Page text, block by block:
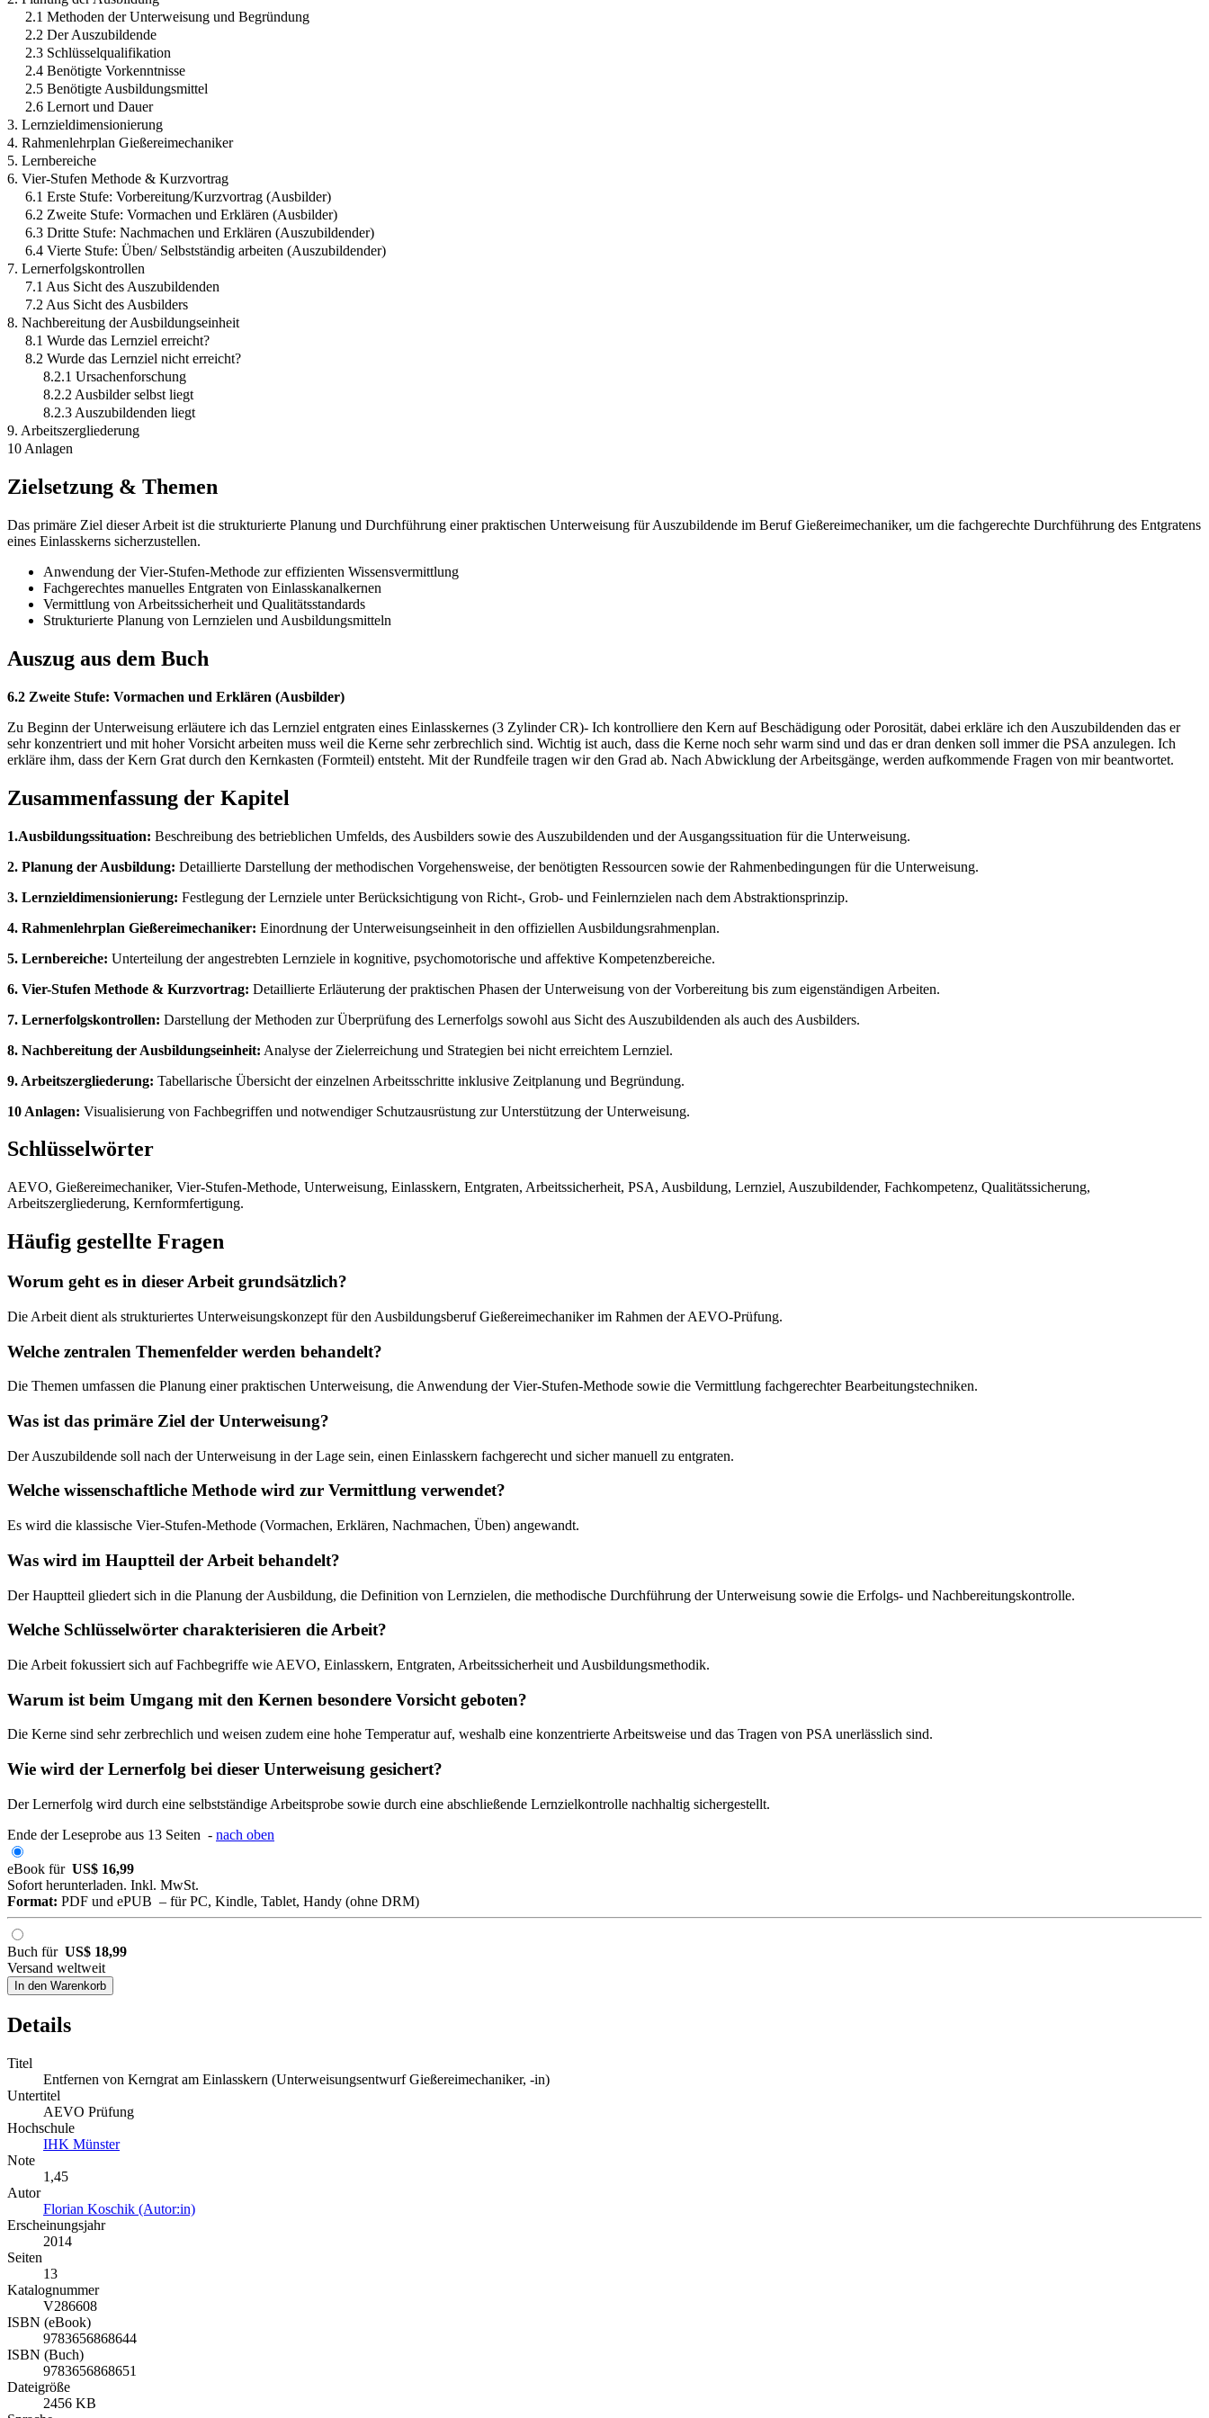
2.1 Methoden der Unterweisung und Begründung
2.2 Der Auszubildende
2.3 Schlüsselqualifikation
2.4 Benötigte Vorkenntnisse
2.5 Benötigte Ausbildungsmittel
2.6 Lernort und Dauer
3. Lernzieldimensionierung
4. Rahmenlehrplan Gießereimechaniker
5. Lernbereiche
6. Vier-Stufen Methode & Kurzvortrag
6.1 Erste Stufe: Vorbereitung/Kurzvortrag (Ausbilder)
6.2 Zweite Stufe: Vormachen und Erklären (Ausbilder)
6.3 Dritte Stufe: Nachmachen und Erklären (Auszubildender)
6.4 Vierte Stufe: Üben/ Selbstständig arbeiten (Auszubildender)
7. Lernerfolgskontrollen
7.1 Aus Sicht des Auszubildenden
7.2 Aus Sicht des Ausbilders
8. Nachbereitung der Ausbildungseinheit
8.1 Wurde das Lernziel erreicht?
8.2 Wurde das Lernziel nicht erreicht?
8.2.1 Ursachenforschung
8.2.2 Ausbilder selbst liegt
8.2.3 Auszubildenden liegt
9. Arbeitszergliederung
10 Anlagen
Zielsetzung & Themen
Das primäre Ziel dieser Arbeit ist die strukturierte Planung und Durchführung einer praktischen Unterweisung für Auszubildende im Beruf Gießereimechaniker, um die fachgerechte Durchführung des Entgratens
eines Einlasskerns sicherzustellen.
Anwendung der Vier-Stufen-Methode zur effizienten Wissensvermittlung
Fachgerechtes manuelles Entgraten von Einlasskanalkernen
Vermittlung von Arbeitssicherheit und Qualitätsstandards
Strukturierte Planung von Lernzielen und Ausbildungsmitteln
Auszug aus dem Buch
6.2 Zweite Stufe: Vormachen und Erklären (Ausbilder)
Zu Beginn der Unterweisung erläutere ich das Lernziel entgraten eines Einlasskernes (3 Zylinder CR)- Ich kontrolliere den Kern auf Beschädigung oder Porosität, dabei erkläre ich den Auszubildenden das er
sehr konzentriert und mit hoher Vorsicht arbeiten muss weil die Kerne sehr zerbrechlich sind. Wichtig ist auch, dass die Kerne noch sehr warm sind und das er dran denken soll immer die PSA anzulegen. Ich
erkläre ihm, dass der Kern Grat durch den Kernkasten (Formteil) entsteht. Mit der Rundfeile tragen wir den Grad ab. Nach Abwicklung der Arbeitsgänge, werden aufkommende Fragen von mir beantwortet.
Zusammenfassung der Kapitel
1.Ausbildungssituation: Beschreibung des betrieblichen Umfelds, des Ausbilders sowie des Auszubildenden und der Ausgangssituation für die Unterweisung.
2. Planung der Ausbildung: Detaillierte Darstellung der methodischen Vorgehensweise, der benötigten Ressourcen sowie der Rahmenbedingungen für die Unterweisung.
3. Lernzieldimensionierung: Festlegung der Lernziele unter Berücksichtigung von Richt-, Grob- und Feinlernzielen nach dem Abstraktionsprinzip.
4. Rahmenlehrplan Gießereimechaniker: Einordnung der Unterweisungseinheit in den offiziellen Ausbildungsrahmenplan.
5. Lernbereiche: Unterteilung der angestrebten Lernziele in kognitive, psychomotorische und affektive Kompetenzbereiche.
6. Vier-Stufen Methode & Kurzvortrag: Detaillierte Erläuterung der praktischen Phasen der Unterweisung von der Vorbereitung bis zum eigenständigen Arbeiten.
7. Lernerfolgskontrollen: Darstellung der Methoden zur Überprüfung des Lernerfolgs sowohl aus Sicht des Auszubildenden als auch des Ausbilders.
8. Nachbereitung der Ausbildungseinheit: Analyse der Zielerreichung und Strategien bei nicht erreichtem Lernziel.
9. Arbeitszergliederung: Tabellarische Übersicht der einzelnen Arbeitsschritte inklusive Zeitplanung und Begründung.
10 Anlagen: Visualisierung von Fachbegriffen und notwendiger Schutzausrüstung zur Unterstützung der Unterweisung.
Schlüsselwörter
AEVO, Gießereimechaniker, Vier-Stufen-Methode, Unterweisung, Einlasskern, Entgraten, Arbeitssicherheit, PSA, Ausbildung, Lernziel, Auszubildender, Fachkompetenz, Qualitätssicherung,
Arbeitszergliederung, Kernformfertigung.
Häufig gestellte Fragen
Worum geht es in dieser Arbeit grundsätzlich?
Die Arbeit dient als strukturiertes Unterweisungskonzept für den Ausbildungsberuf Gießereimechaniker im Rahmen der AEVO-Prüfung.
Welche zentralen Themenfelder werden behandelt?
Die Themen umfassen die Planung einer praktischen Unterweisung, die Anwendung der Vier-Stufen-Methode sowie die Vermittlung fachgerechter Bearbeitungstechniken.
Was ist das primäre Ziel der Unterweisung?
Der Auszubildende soll nach der Unterweisung in der Lage sein, einen Einlasskern fachgerecht und sicher manuell zu entgraten.
Welche wissenschaftliche Methode wird zur Vermittlung verwendet?
Es wird die klassische Vier-Stufen-Methode (Vormachen, Erklären, Nachmachen, Üben) angewandt.
Was wird im Hauptteil der Arbeit behandelt?
Der Hauptteil gliedert sich in die Planung der Ausbildung, die Definition von Lernzielen, die methodische Durchführung der Unterweisung sowie die Erfolgs- und Nachbereitungskontrolle.
Welche Schlüsselwörter charakterisieren die Arbeit?
Die Arbeit fokussiert sich auf Fachbegriffe wie AEVO, Einlasskern, Entgraten, Arbeitssicherheit und Ausbildungsmethodik.
Warum ist beim Umgang mit den Kernen besondere Vorsicht geboten?
Die Kerne sind sehr zerbrechlich und weisen zudem eine hohe Temperatur auf, weshalb eine konzentrierte Arbeitsweise und das Tragen von PSA unerlässlich sind.
Wie wird der Lernerfolg bei dieser Unterweisung gesichert?
Der Lernerfolg wird durch eine selbstständige Arbeitsprobe sowie durch eine abschließende Lernzielkontrolle nachhaltig sichergestellt.
Ende der Leseprobe aus 13 Seiten - nach oben
eBook für US$ 16,99
Sofort herunterladen. Inkl. MwSt.
Format: PDF und ePUB – für PC, Kindle, Tablet, Handy (ohne DRM)
Buch für US$ 18,99
Versand weltweit
In den Warenkorb
Details
Titel
Entfernen von Kerngrat am Einlasskern (Unterweisungsentwurf Gießereimechaniker, -in)
Untertitel
AEVO Prüfung
Hochschule
IHK Münster
Note
1,45
Autor
Florian Koschik (Autor:in)
Erscheinungsjahr
2014
Seiten
13
Katalognummer
V286608
ISBN (eBook)
9783656868644
ISBN (Buch)
9783656868651
Dateigröße
2456 KB